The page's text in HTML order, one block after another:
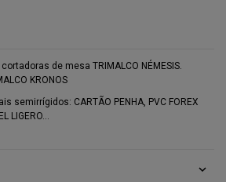
de mesa TRIMALCO NÉMESIS.
KRONOS
semirrígidos: CARTÃO PENHA, PVC FOREX
LIGERO...
expand_more